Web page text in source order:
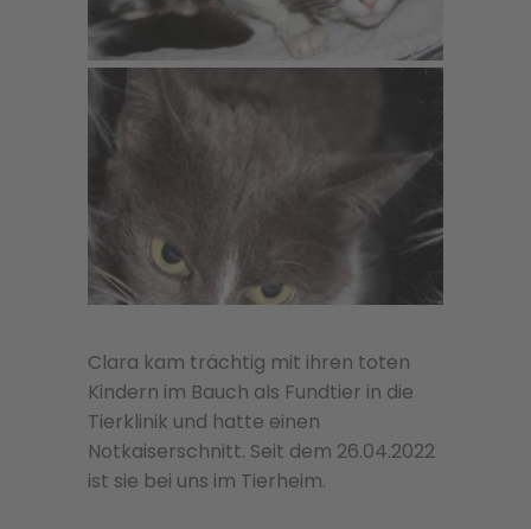
Clara kam trächtig mit ihren toten
Kindern im Bauch als Fundtier in die
Tierklinik und hatte einen
Notkaiserschnitt. Seit dem 26.04.2022
ist sie bei uns im Tierheim.